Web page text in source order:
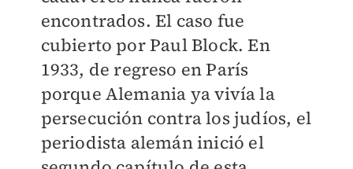
encontrados. El caso fue
cubierto por Paul Block. En
1933, de regreso en París
porque Alemania ya vivía la
persecución contra los judíos, el
periodista alemán inició el